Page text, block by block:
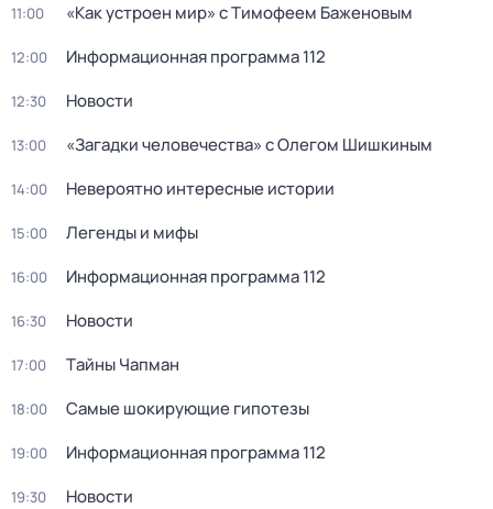
11:00 «Как устроен мир» с Тимофеем Баженовым
12:00 Информационная программа 112
12:30 Новости
13:00 «Загадки человечества» с Олегом Шишкиным
14:00 Невероятно интересные истории
15:00 Легенды и мифы
16:00 Информационная программа 112
16:30 Новости
17:00 Тaйны Чапман
18:00 Самые шoкиpующие гипотезы
19:00 Информационная программа 112
19:30 Новости